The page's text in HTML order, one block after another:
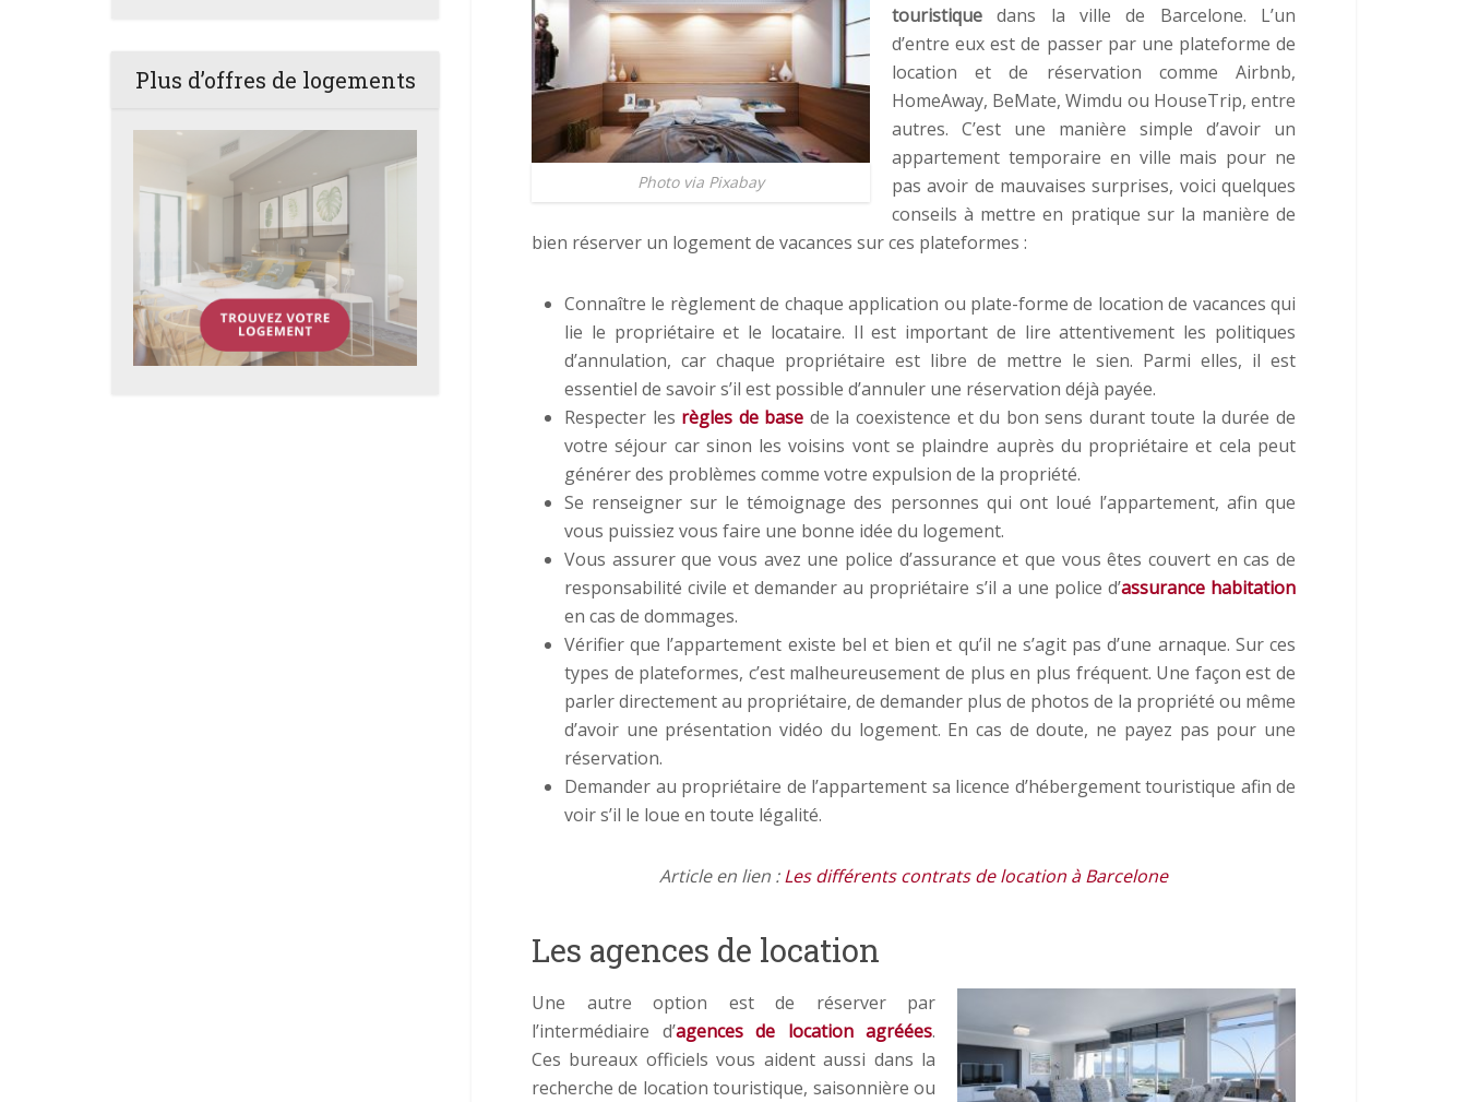
Plus d’offres de logements
Photo via Pixabay
touristique dans la ville de Barcelone. L’un
d’entre eux est de passer par une plateforme de
location et de réservation comme Airbnb,
HomeAway, BeMate, Wimdu ou HouseTrip, entre
autres. C’est une manière simple d’avoir un
appartement temporaire en ville mais pour ne
pas avoir de mauvaises surprises, voici quelques
conseils à mettre en pratique sur la manière de
bien réserver un logement de vacances sur ces plateformes :
Connaître le règlement de chaque application ou plate-forme de location de vacances qui
lie le propriétaire et le locataire. Il est important de lire attentivement les politiques
d’annulation, car chaque propriétaire est libre de mettre le sien. Parmi elles, il est
essentiel de savoir s’il est possible d’annuler une réservation déjà payée.
Respecter les règles de base de la coexistence et du bon sens durant toute la durée de
votre séjour car sinon les voisins vont se plaindre auprès du propriétaire et cela peut
générer des problèmes comme votre expulsion de la propriété.
Se renseigner sur le témoignage des personnes qui ont loué l’appartement, afin que
vous puissiez vous faire une bonne idée du logement.
Vous assurer que vous avez une police d’assurance et que vous êtes couvert en cas de
responsabilité civile et demander au propriétaire s’il a une police d’assurance habitation
en cas de dommages.
Vérifier que l’appartement existe bel et bien et qu’il ne s’agit pas d’une arnaque. Sur ces
types de plateformes, c’est malheureusement de plus en plus fréquent. Une façon est de
parler directement au propriétaire, de demander plus de photos de la propriété ou même
d’avoir une présentation vidéo du logement. En cas de doute, ne payez pas pour une
réservation.
Demander au propriétaire de l’appartement sa licence d’hébergement touristique afin de
voir s’il le loue en toute légalité.
Article en lien :Les différents contrats de location à Barcelone
Les agences de location
Une autre option est de réserver par
l’intermédiaire d’agences de location agréées.
Ces bureaux officiels vous aident aussi dans la
recherche de location touristique, saisonnière ou